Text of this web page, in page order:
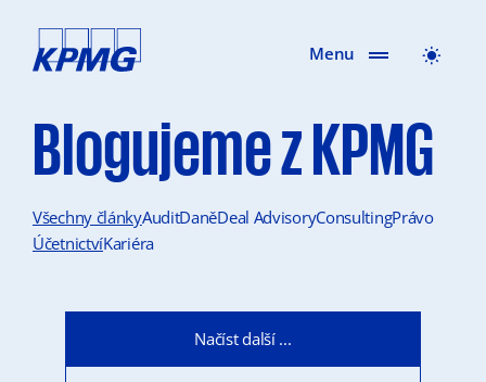
Menu
Blogujeme z KPMG
Všechny článkyAuditDaněDeal AdvisoryConsultingPrávo
ÚčetnictvíKariéra
Načíst další ...